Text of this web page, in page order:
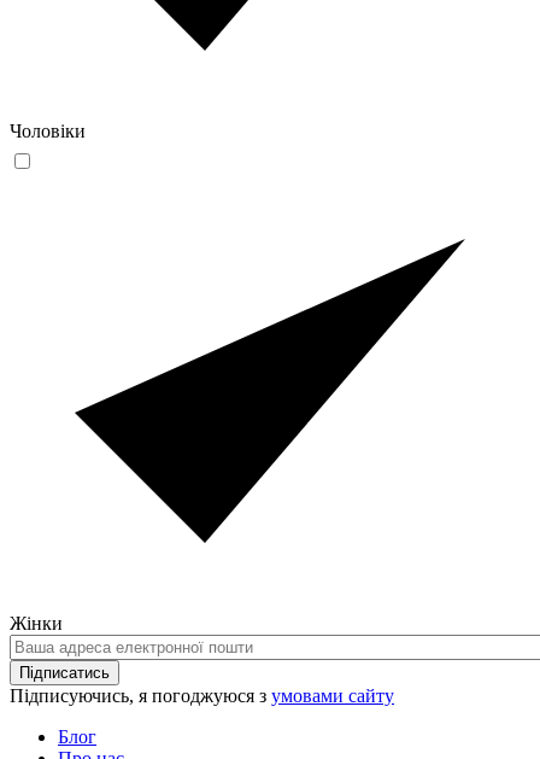
Чоловіки
Жінки
Ваша
адреса
електронної
пошти
Підписатись
Підписуючись, я погоджуюся з умовами сайту
Блог